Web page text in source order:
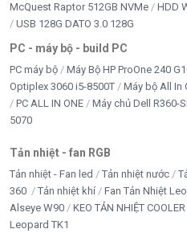
McQuest Raptor 512GB NVMe
HDD
USB 128G DATO 3.0 128G
PC - máy bộ - build PC
PC máy bộ Máy Bộ HP ProOne 240
Optiplex 3060 i5-8500T
Máy bộ All In
PC ALL IN ONE
Máy chủ Dell R360-
5070
Tản nhiệt - fan RGB
Tản nhiệt - Fan led Tản nhiệt nước
360
Tản nhiệt khí Fan Tản Nhiệt
Alseye W90
KEO TẢN NHIỆT
Leopard TK1